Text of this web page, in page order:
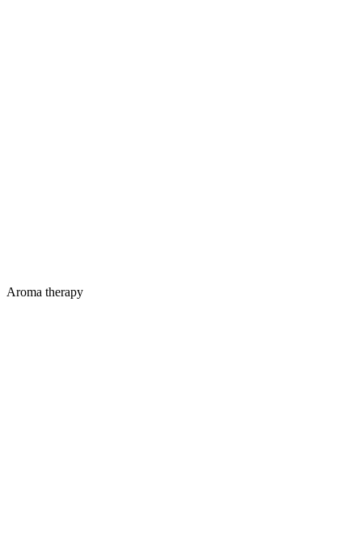
Aroma therapy